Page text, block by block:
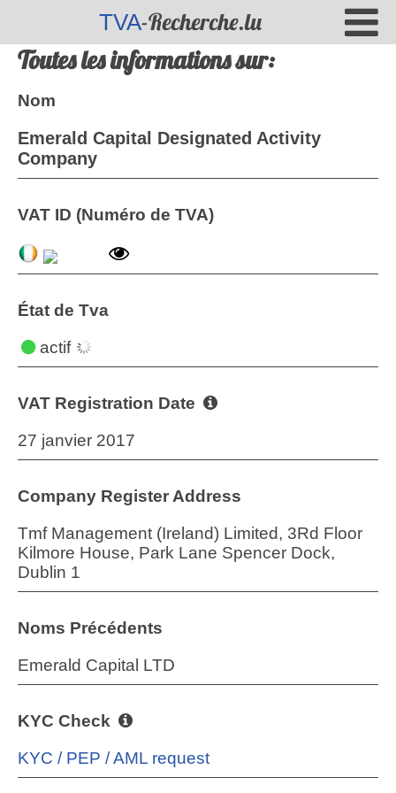
TVA-Recherche.lu
Toutes les informations sur:
Nom
Emerald Capital Designated Activity
Company
VAT ID (Numéro de TVA)
État de Tva
actif
VAT Registration Date
27 janvier 2017
Company Register Address
Tmf Management (Ireland) Limited, 3Rd Floor
Kilmore House, Park Lane Spencer Dock,
Dublin 1
Noms Précédents
Emerald Capital LTD
KYC Check
KYC / PEP / AML request